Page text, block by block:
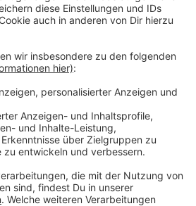
aus Leverkusen
an der Sekundarschule
Regelung